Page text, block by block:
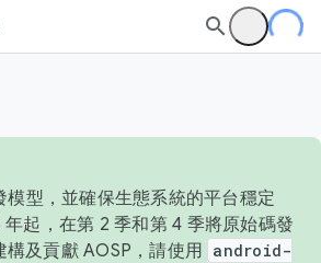
模型，並確保生態系統的平台穩定
起，在第 2 季和第 4 季將原始碼發
及貢獻 AOSP，請使用 android-